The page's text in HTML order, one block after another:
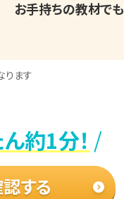
お手持ちの教材でも
ります
約1分！ /
する